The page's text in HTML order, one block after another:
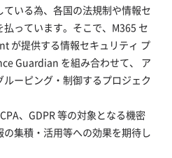
ている為、各国の法規制や情報セ
っています。そこで、M365 セ
が提供する情報セキュリティ プ
Guardian を組み合わせて、 ア
ーピング・制御するプロジェク
、GDPR 等の対象となる機密
集積・活用等への効果を期待し